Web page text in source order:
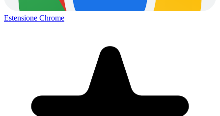
Estensione Chrome